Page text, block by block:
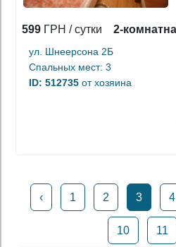
599 ГРН / сутки 2-
ул. Шнеерсона 2Б
Спальных мест: 3
ID: 512735 от хозяина
‹ 1 2 3 4
10 11